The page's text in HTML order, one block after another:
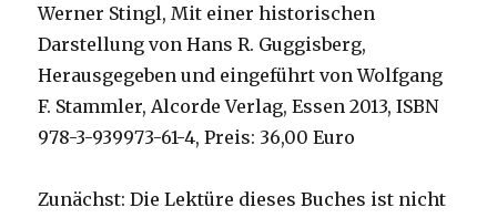
Werner Stingl, Mit einer historischen
Darstellung von Hans R. Guggisberg,
Herausgegeben und eingeführt von Wolfgang
F. Stammler, Alcorde Verlag, Essen 2013, ISBN
978-3-939973-61-4, Preis: 36,00 Euro
Zunächst: Die Lektüre dieses Buches ist nicht